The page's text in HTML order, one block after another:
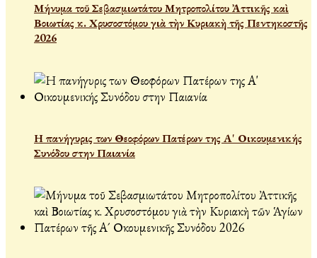
Μήνυμα τοῦ Σεβασμιωτάτου Μητροπολίτου Ἀττικῆς καὶ
Βοιωτίας κ. Χρυσοστόμου γιὰ τὴν Κυριακὴ τῆς Πεντηκοστῆς
2026
Η πανήγυρις των Θεοφόρων Πατέρων της Α' Οικουμενικής
Συνόδου στην Παιανία